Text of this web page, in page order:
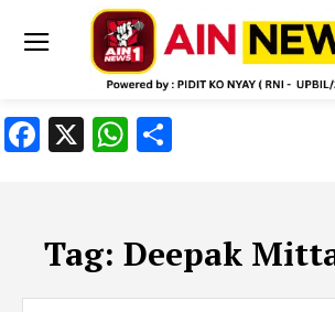
Facebook
X WhatsApp
Tag: Deepak